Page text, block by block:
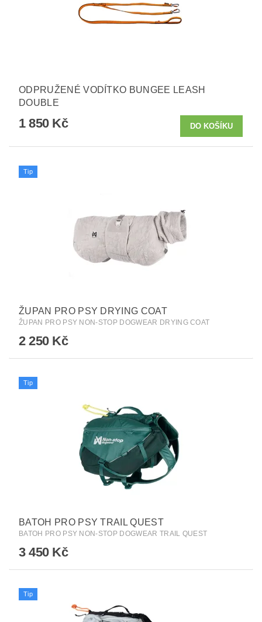
ODPRUŽENÉ VODÍTKO BUNGEE LEASH
DOUBLE
1 850 Kč
Tip
ŽUPAN PRO PSY DRYING COAT
ŽUPAN PRO PSY NON-STOP DOGWEAR DRYING COAT
2 250 Kč
Tip
BATOH PRO PSY TRAIL QUEST
BATOH PRO PSY NON-STOP DOGWEAR TRAIL QUEST
3 450 Kč
Tip